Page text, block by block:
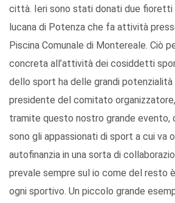
città. Ieri sono stati donati due fioretti
lucana di Potenza che fa attività
Piscina Comunale di Montereale. Ciò
concreta all’attività dei cosiddetti
dello sport ha delle grandi
presidente del comitato organizzatore,
tramite questo nostro grande evento,
sono gli appassionati di sport a cui va
autofinanzia in una sorta di
prevale sempre sul io come del resto
ogni sportivo. Un piccolo grande